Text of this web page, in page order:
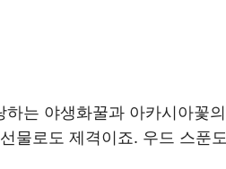
는 야생화꿀과 아카시아꽃의
물로도 제격이죠. 우드 스푼도